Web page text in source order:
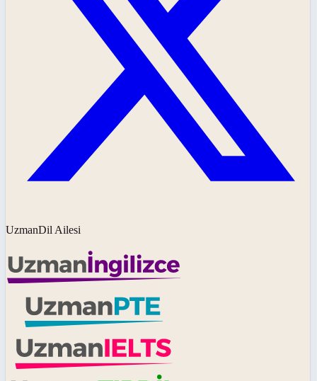
UzmanDil Ailesi